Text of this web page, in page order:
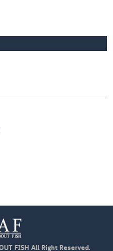
FISH All Right Reserved.